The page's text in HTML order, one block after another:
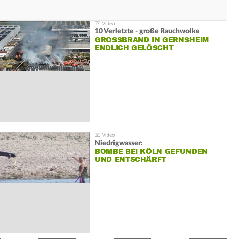
10 Verletzte - große Rauchwolke
GROSSBRAND IN GERNSHEIM E
NDLICH GELÖSCHT
Niedrigwasser:
BOMBE BEI KÖLN GEFUNDEN
UND ENTSCHÄRFT